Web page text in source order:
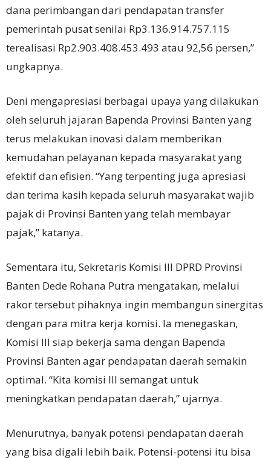
dana perimbangan dari pendapatan transfer
pemerintah pusat senilai Rp3.136.914.757.115
terealisasi Rp2.903.408.453.493 atau 92,56 persen,”
ungkapnya.
Deni mengapresiasi berbagai upaya yang dilakukan
oleh seluruh jajaran Bapenda Provinsi Banten yang
terus melakukan inovasi dalam memberikan
kemudahan pelayanan kepada masyarakat yang
efektif dan efisien. “Yang terpenting juga apresiasi
dan terima kasih kepada seluruh masyarakat wajib
pajak di Provinsi Banten yang telah membayar
pajak,” katanya.
Sementara itu, Sekretaris Komisi III DPRD Provinsi
Banten Dede Rohana Putra mengatakan, melalui
rakor tersebut pihaknya ingin membangun sinergitas
dengan para mitra kerja komisi. Ia menegaskan,
Komisi III siap bekerja sama dengan Bapenda
Provinsi Banten agar pendapatan daerah semakin
optimal. “Kita komisi III semangat untuk
meningkatkan pendapatan daerah,” ujarnya.
Menurutnya, banyak potensi pendapatan daerah
yang bisa digali lebih baik. Potensi-potensi itu bisa